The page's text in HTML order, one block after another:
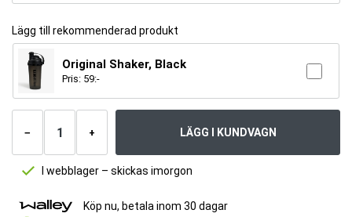
Lägg till rekommenderad produkt
Original Shaker, Black
Pris: 59:-
−
Antal
+ LÄGG I KUNDVAGN
I webblager – skickas imorgon
Köp nu, betala inom 30 dagar